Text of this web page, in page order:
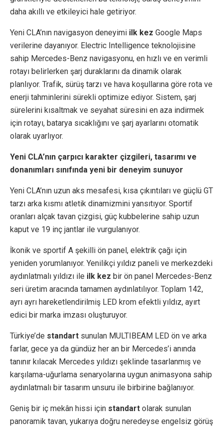
daha akıllı ve etkileyici hale getiriyor.
Yeni CLA’nın navigasyon deneyimi ilk kez Google Maps
verilerine dayanıyor. Electric Intelligence teknolojisine
sahip Mercedes-Benz navigasyonu, en hızlı ve en verimli
rotayı belirlerken şarj duraklarını da dinamik olarak
planlıyor. Trafik, sürüş tarzı ve hava koşullarına göre rota ve
enerji tahminlerini sürekli optimize ediyor. Sistem, şarj
sürelerini kısaltmak ve seyahat süresini en aza indirmek
için rotayı, batarya sıcaklığını ve şarj ayarlarını otomatik
olarak uyarlıyor.
Yeni CLA’nın çarpıcı karakter çizgileri, tasarımı ve
donanımları sınıfında yeni bir deneyim sunuyor
Yeni CLA’nın uzun aks mesafesi, kısa çıkıntıları ve güçlü GT
tarzı arka kısmı atletik dinamizmini yansıtıyor. Sportif
oranları alçak tavan çizgisi, güç kubbelerine sahip uzun
kaput ve 19 inç jantlar ile vurgulanıyor.
İkonik ve sportif A şekilli ön panel, elektrik çağı için
yeniden yorumlanıyor. Yenilikçi yıldız paneli ve merkezdeki
aydınlatmalı yıldızı ile ilk kez bir ön panel Mercedes-Benz
seri üretim aracında tamamen aydınlatılıyor. Toplam 142,
ayrı ayrı hareketlendirilmiş LED krom efektli yıldız, ayırt
edici bir marka imzası oluşturuyor.
Türkiye’de standart sunulan MULTIBEAM LED ön ve arka
farlar, gece ya da gündüz her an bir Mercedes’i anında
tanınır kılacak Mercedes yıldızı şeklinde tasarlanmış ve
karşılama-uğurlama senaryolarına uygun animasyona sahip
aydınlatmalı bir tasarım unsuru ile birbirine bağlanıyor.
Geniş bir iç mekân hissi için standart olarak sunulan
panoramik tavan, yukarıya doğru neredeyse engelsiz görüş